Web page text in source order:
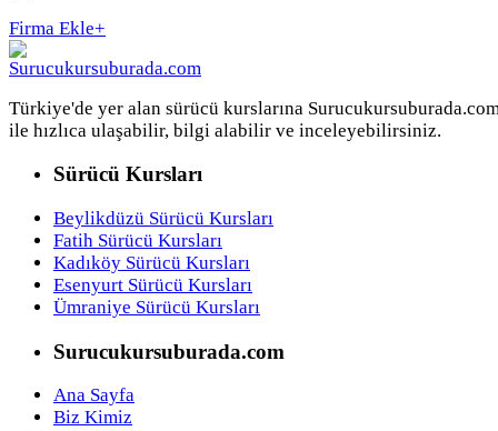
Firma Ekle+
Türkiye'de yer alan sürücü kurslarına
ile hızlıca ulaşabilir, bilgi alabilir ve inceleyebilirsiniz.
Sürücü Kursları
Beylikdüzü Sürücü Kursları
Fatih Sürücü Kursları
Kadıköy Sürücü Kursları
Esenyurt Sürücü Kursları
Ümraniye Sürücü Kursları
Surucukursuburada.com
Ana Sayfa
Biz Kimiz